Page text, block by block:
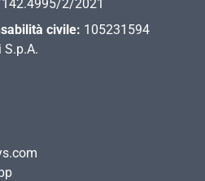
2/2021
civile: 105231594